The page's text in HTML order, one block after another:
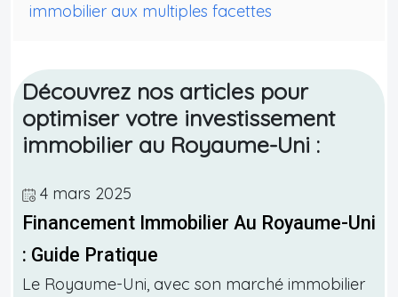
immobilier aux multiples facettes
Découvrez nos articles pour
optimiser votre investissement
immobilier au Royaume-Uni :
4 mars 2025
Financement Immobilier Au Royaume-Uni
: Guide Pratique
Le Royaume-Uni, avec son marché immobilier